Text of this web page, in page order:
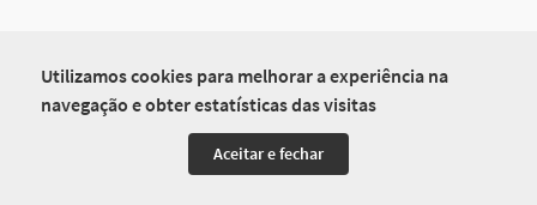
Utilizamos cookies para melhorar a experiência na
navegação e obter estatísticas das visitas
Aceitar e fechar